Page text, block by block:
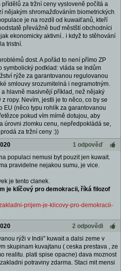
za tržní ceny vysloveně počítá a
nějakým shromažďováním biometrických
je na rozdíl od kuwaiťanů, kteří
převážně buď městští obchodníci
ekonomicky aktivní.. i když to stěhování
tristní.
dost. A pořád to není přímo ZP
symbolický podklad: vláda se Indům
rýže za garantovanou regulovanou
smlouvy srozumitelná i negramotným.
hlavně masivnějí příklad, než nějaký
ropy. Nevím, jestli je to něco, co by se
EU (něco typu rohlík za garantovanou
pokud vím mírně dotujou, aby
úrovni zlomku cenu, nepředpokládá se,
za tržní ceny :))
1 odpověď
populaci nemusi byt pouzit jen kuwait.
pravidelne nejakou sumu, je vice.
je tento clanek.
je klíčový pro demokracii, říká filozof
prijem-je-klicovy-pro-demokracii-
2 odpovědi
rýži v Indii" kuwait a dalsi zeme v
skupinam kuvajtanu ( ceska prestava , ze
realitu. plati spise opacne) dava moznost
potraviny zdarma. Staci mit mensi